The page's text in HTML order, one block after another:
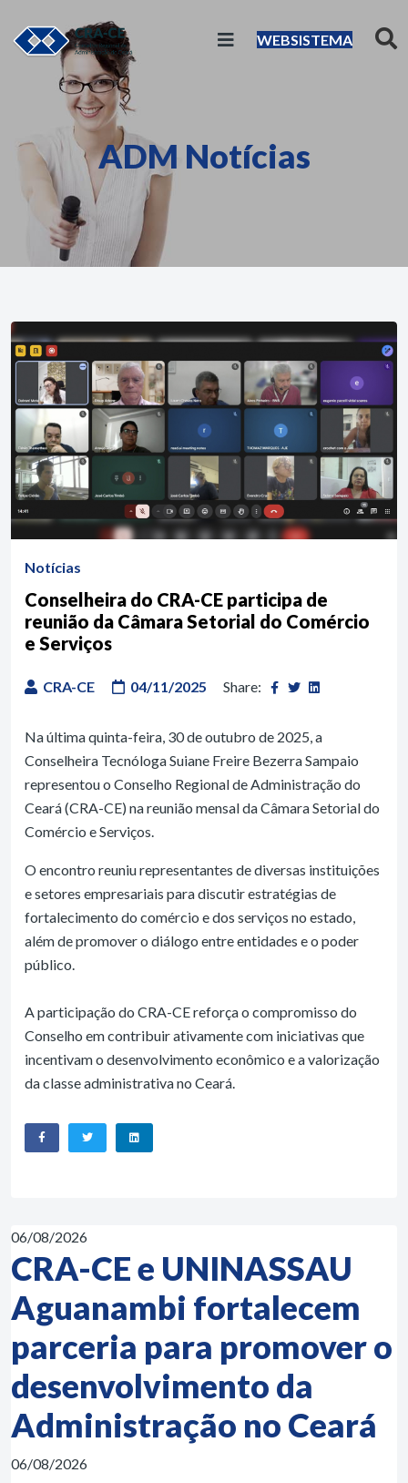
WEBSISTEMA
ADM Notícias
Notícias
Conselheira do CRA-CE participa de
reunião da Câmara Setorial do Comércio
e Serviços
CRA-CE 04/11/2025 Share:
Na última quinta-feira, 30 de outubro de 2025, a
Conselheira Tecnóloga Suiane Freire Bezerra Sampaio
representou o Conselho Regional de Administração do
Ceará (CRA-CE) na reunião mensal da Câmara Setorial do
Comércio e Serviços.
O encontro reuniu representantes de diversas instituições
e setores empresariais para discutir estratégias de
fortalecimento do comércio e dos serviços no estado,
além de promover o diálogo entre entidades e o poder
público.
A participação do CRA-CE reforça o compromisso do
Conselho em contribuir ativamente com iniciativas que
incentivam o desenvolvimento econômico e a valorização
da classe administrativa no Ceará.
06/08/2026
CRA-CE e UNINASSAU
Aguanambi fortalecem
parceria para promover o
desenvolvimento da
Administração no Ceará
06/08/2026